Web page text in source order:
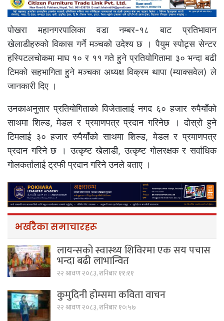
पोखरा महानगरपालिका वडा नम्बर-१८ बाट प्रतिभावान
खेलाडीहरुको विकास गर्ने मञ्चको उदेश्य छ । पैयुम स्पोट्र्स सेन्टर
हस्पिटलचोकमा माघ १० र ११ गते हुने प्रतियोगितामा ३० भन्दा बढी
टिमको सहभागिता हुने मञ्चका अध्यक्ष विक्रम थापा (म्याक्सवेल) ले
जानकारी दिए ।
उनकाअनुसार प्रतियोगिताको विजेतालाई नगद ६० हजार रुपैयाँको
साथमा शिल्ड, मेडल र प्रमाणपत्र प्रदान गरिनेछ । दोस्रो हुने
टिमलाई ३० हजार रुपैयाँको साथमा शिल्ड, मेडल र प्रमाणपत्र
प्रदान गरिने छ । उत्कृष्ट खेलाडी, उत्कृष्ट गोलरक्षक र सर्वाधिक
गोलकर्तालाई ट्रफी प्रदान गरिने उनले बताए ।
भर्खरैका समाचारहरू
लायन्सको स्वास्थ्य शिविरमा एक सय पचास
भन्दा बढी लाभान्वित
२२ श्रावण २०८३, शनिबार ११:११
कुमुदिनी होम्समा कविता वाचन
२२ श्रावण २०८३, शनिबार १०:५७